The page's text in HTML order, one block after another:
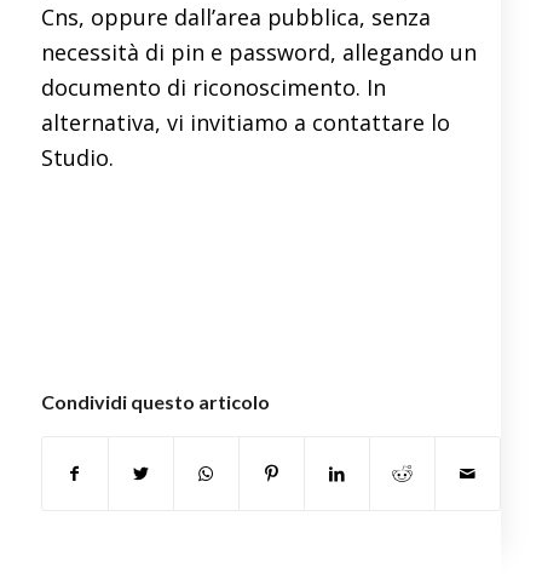
Cns, oppure dall’area pubblica, senza
necessità di pin e password, allegando un
documento di riconoscimento. In
alternativa, vi invitiamo a contattare lo
Studio.
Condividi questo articolo